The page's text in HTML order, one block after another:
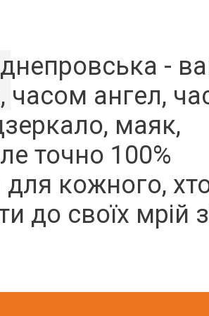
-
часом ангел,
маяк,
точно 100%
для кожного,
до своїх мрій